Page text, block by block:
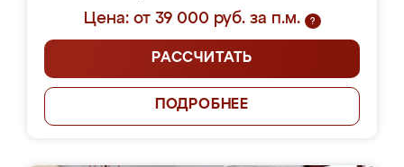
Цена: от 39 000 руб. за п.м.
?
РАССЧИТАТЬ
ПОДРОБНЕЕ